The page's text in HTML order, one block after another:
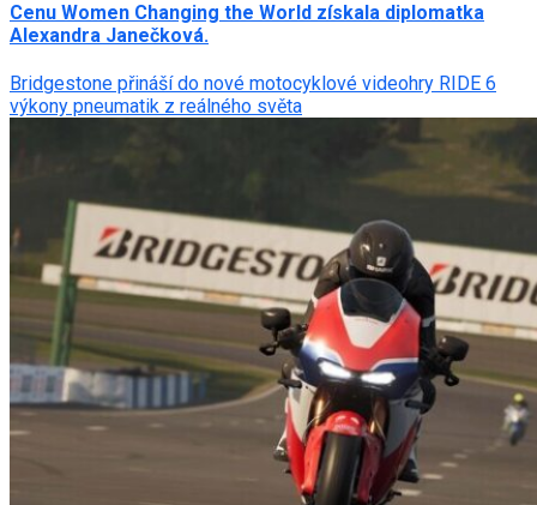
Cenu Women Changing the World získala diplomatka
Alexandra Janečková.
Bridgestone přináší do nové motocyklové videohry RIDE 6
výkony pneumatik z reálného světa